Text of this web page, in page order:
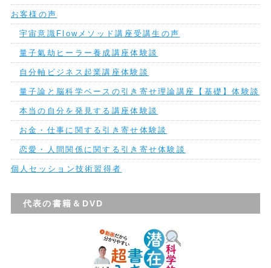
お客様の声
宇宙意識Flowメソッド講座受講生の声
量子氣劫ヒーラー養成講座体験談
自分軸ビジネス起業講座体験談
量子論と脳科学ベースの引き寄せ理論講座【基礎】体験談
本当の自分を発見する講座体験談
お金・仕事に関する引き寄せ体験談
恋愛・人間関係に関する引き寄せ体験談
個人セッション技術習得者
代表の書籍＆DVD